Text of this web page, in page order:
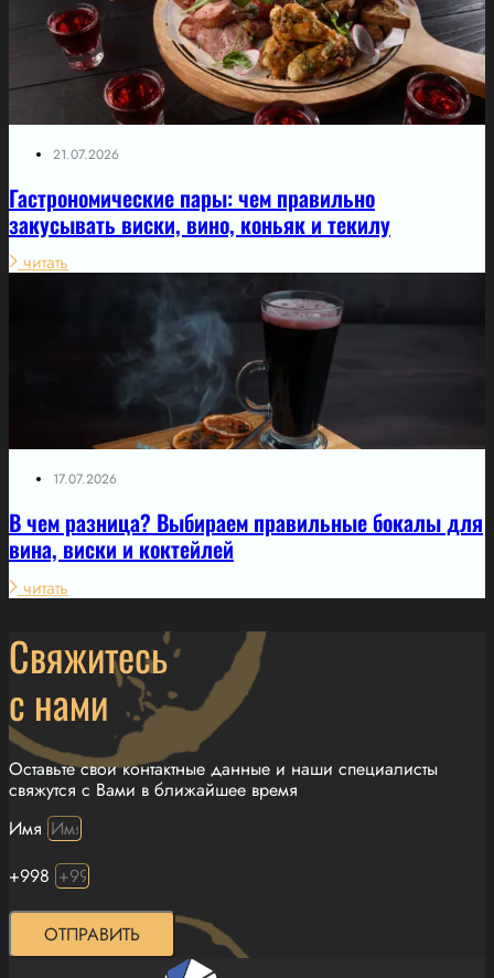
21.07.2026
Гастрономические пары: чем правильно
закусывать виски, вино, коньяк и текилу
читать
17.07.2026
В чем разница? Выбираем правильные бокалы для
вина, виски и коктейлей
читать
Свяжитесь
с нами
Оставьте свои контактные данные и наши специалисты
свяжутся с Вами в ближайшее время
Имя
+998
ОТПРАВИТЬ